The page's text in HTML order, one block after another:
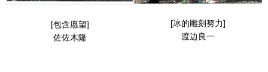
[包含愿望]
佐佐木隆
[冰的雕刻努力]
渡边良一